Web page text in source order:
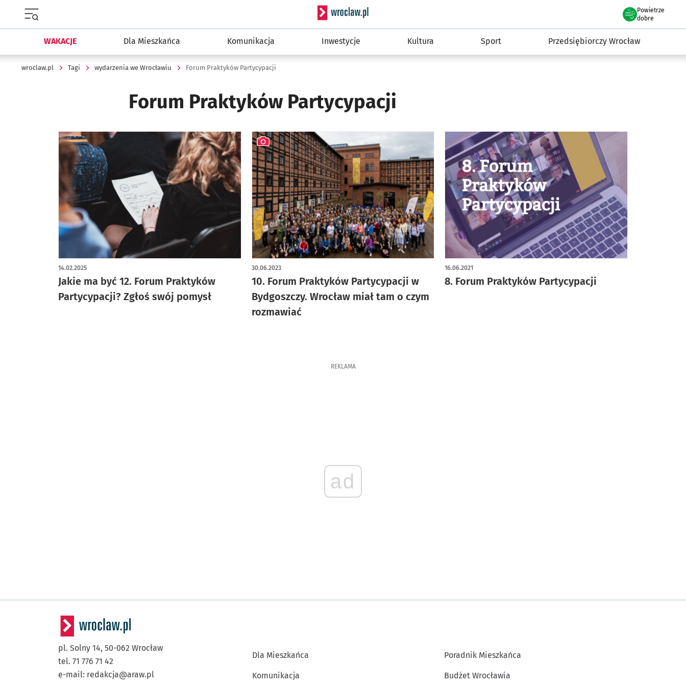
Serwis informacyjny wroclaw.pl
Powietrze
we Wrocławiu
dobre
WAKACJE Dla Mieszkańca Komunikacja Inwestycje Kultura Sport Przedsiębiorczy Wrocław
wroclaw.pl Tagi wydarzenia we Wrocławiu Forum Praktyków Partycypacji
Forum Praktyków Partycypacji
Jakie ma być 12. Forum Praktyków
Partycypacji? Zgłoś swój pomysł
14.02.2025
10. Forum Praktyków Partycypacji w
Bydgoszczy. Wrocław miał tam o czym
rozmawiać
30.06.2023
artykuł z galerią zdjęć
8. Forum Praktyków Partycypacji
16.06.2021
REKLAMA
ad
pl. Solny 14, 50-062 Wrocław
tel. 71 776 71 42
e-mail: redakcja@araw.pl
Dla Mieszkańca
Komunikacja
Poradnik Mieszkańca
Budżet Wrocławia